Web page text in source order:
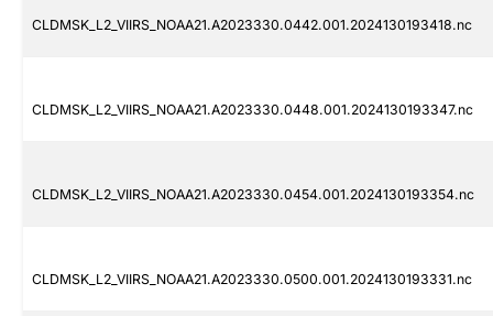
CLDMSK_L2_VIIRS_NOAA21.A2023330.0442.001.2024130193418.nc
CLDMSK_L2_VIIRS_NOAA21.A2023330.0448.001.2024130193347.nc
CLDMSK_L2_VIIRS_NOAA21.A2023330.0454.001.2024130193354.nc
CLDMSK_L2_VIIRS_NOAA21.A2023330.0500.001.2024130193331.nc